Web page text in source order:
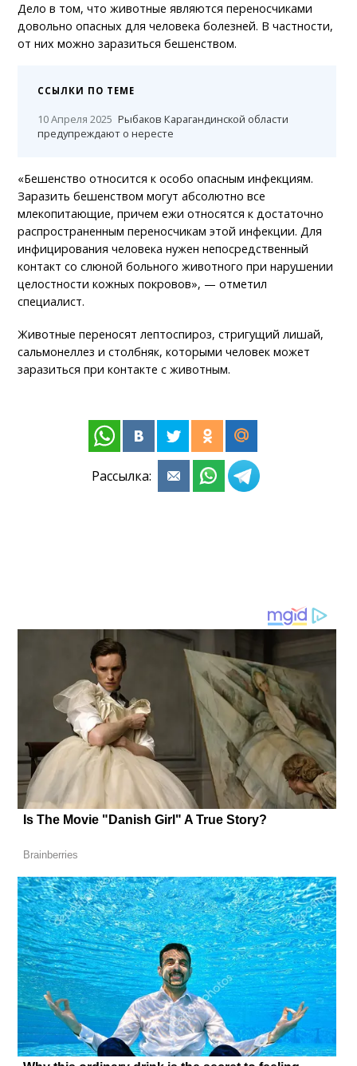
Дело в том, что животные являются переносчиками
довольно опасных для человека болезней. В частности,
от них можно заразиться бешенством.
ССЫЛКИ ПО ТЕМЕ
10 Апреля 2025 Рыбаков Карагандинской области
предупреждают о нересте
«Бешенство относится к особо опасным инфекциям.
Заразить бешенством могут абсолютно все
млекопитающие, причем ежи относятся к достаточно
распространенным переносчикам этой инфекции. Для
инфицирования человека нужен непосредственный
контакт со слюной больного животного при нарушении
целостности кожных покровов», — отметил
специалист.
Животные переносят лептоспироз, стригущий лишай,
сальмонеллез и столбняк, которыми человек может
заразиться при контакте с животным.
Рассылка: